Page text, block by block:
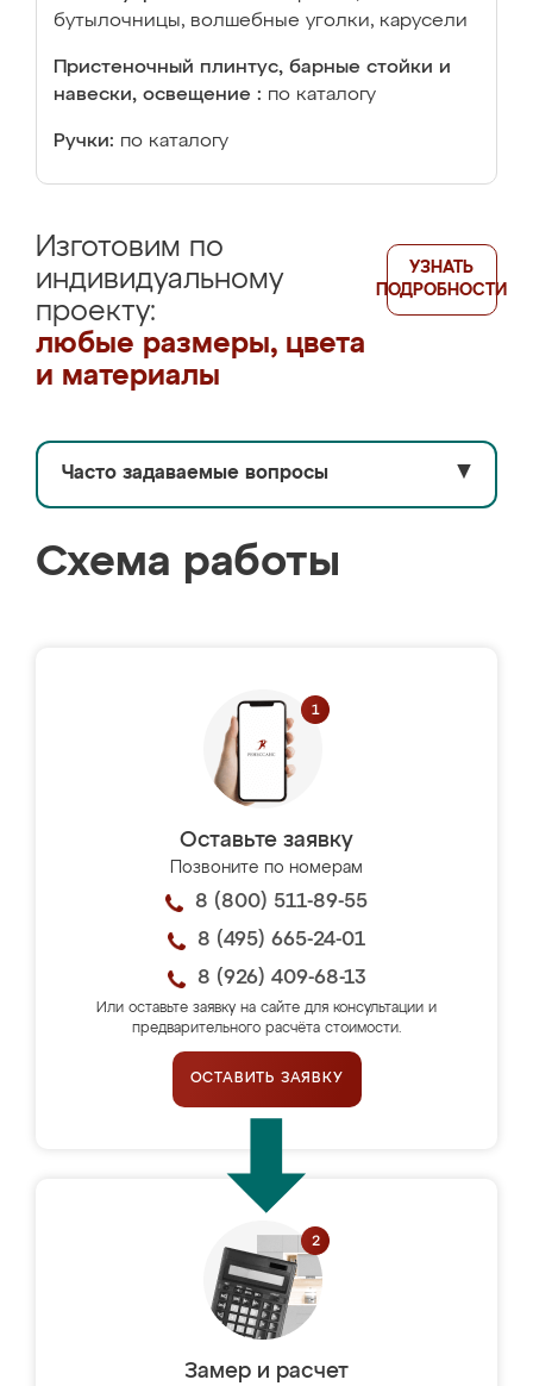
бутылочницы, волшебные уголки, карусели
Пристеночный плинтус, барные стойки и
навески, освещение : по каталогу
Ручки: по каталогу
Изготовим по
индивидуальному
проекту:
любые размеры, цвета
и материалы
УЗНАТЬ
ПОДРОБНОСТИ
Часто задаваемые вопросы ▼
Схема работы
Оставьте заявку
Позвоните по номерам
8 (800) 511-89-55
8 (495) 665-24-01
8 (926) 409-68-13
Или оставьте заявку на сайте для консультации и
предварительного расчёта стоимости.
ОСТАВИТЬ ЗАЯВКУ
Замер и расчет